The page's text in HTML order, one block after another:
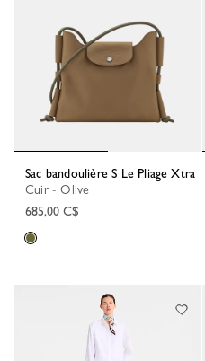
Sac bandoulière S Le Pliage Xtra
Cuir - Olive
685,00 C$